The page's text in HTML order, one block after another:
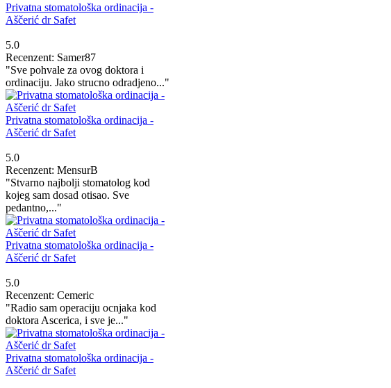
Privatna stomatološka ordinacija -
Aščerić dr Safet
5.0
Recenzent: Samer87
"Sve pohvale za ovog doktora i
ordinaciju. Jako strucno odradjeno..."
Privatna stomatološka ordinacija -
Aščerić dr Safet
5.0
Recenzent: MensurB
"Stvarno najbolji stomatolog kod
kojeg sam dosad otisao. Sve
pedantno,..."
Privatna stomatološka ordinacija -
Aščerić dr Safet
5.0
Recenzent: Cemeric
"Radio sam operaciju ocnjaka kod
doktora Ascerica, i sve je..."
Privatna stomatološka ordinacija -
Aščerić dr Safet